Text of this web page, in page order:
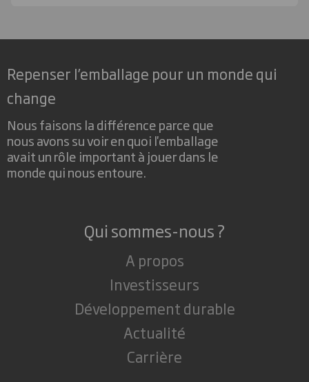
Repenser l’emballage pour un monde qui
change
Nous faisons la différence parce que
nous avons su voir en quoi l'emballage
avait un rôle important à jouer dans le
monde qui nous entoure.
Qui sommes-nous ?
A propos
Investisseurs
Développement durable
Actualité
Carrière